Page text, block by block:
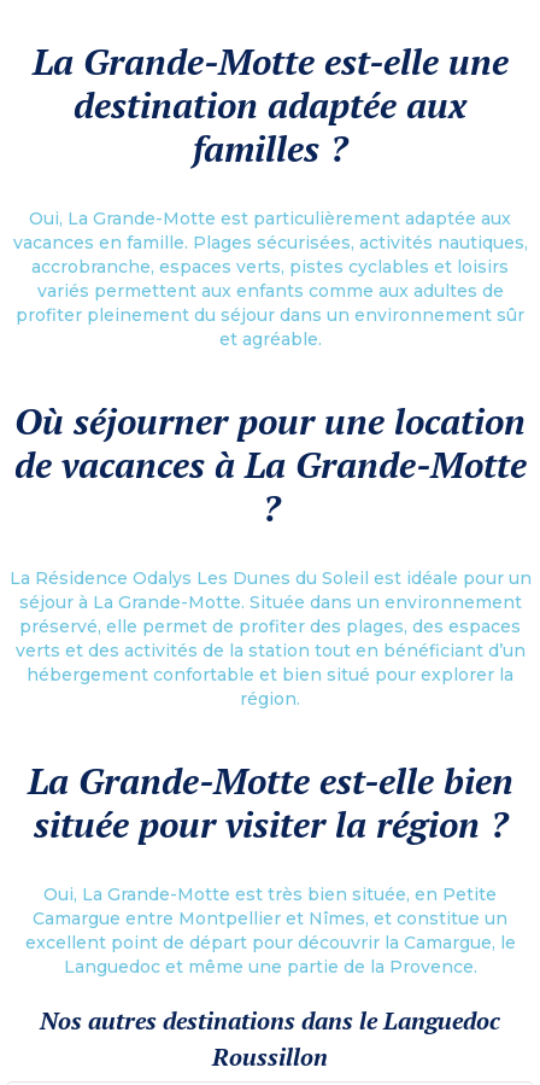
La Grande-Motte est-elle une
destination adaptée aux
familles ?
Oui, La Grande-Motte est particulièrement adaptée aux
vacances en famille. Plages sécurisées, activités nautiques,
accrobranche, espaces verts, pistes cyclables et loisirs
variés permettent aux enfants comme aux adultes de
profiter pleinement du séjour dans un environnement sûr
et agréable.
Où séjourner pour une location
de vacances à La Grande-Motte
?
La Résidence Odalys Les Dunes du Soleil est idéale pour un
séjour à La Grande-Motte. Située dans un environnement
préservé, elle permet de profiter des plages, des espaces
verts et des activités de la station tout en bénéficiant d’un
hébergement confortable et bien situé pour explorer la
région.
La Grande-Motte est-elle bien
située pour visiter la région ?
Oui, La Grande-Motte est très bien située, en Petite
Camargue entre Montpellier et Nîmes, et constitue un
excellent point de départ pour découvrir la Camargue, le
Languedoc et même une partie de la Provence.
Nos autres destinations dans le Languedoc
Roussillon